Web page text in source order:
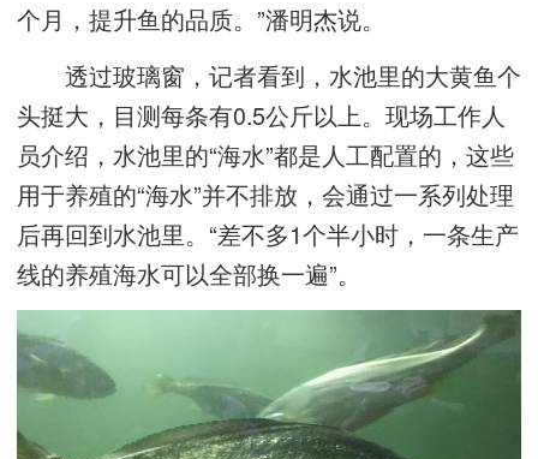
个月，提升鱼的品质。”潘明杰说。
透过玻璃窗，记者看到，水池里的大黄鱼个
头挺大，目测每条有0.5公斤以上。现场工作人
员介绍，水池里的“海水”都是人工配置的，这些
用于养殖的“海水”并不排放，会通过一系列处理
后再回到水池里。“差不多1个半小时，一条生产
线的养殖海水可以全部换一遍”。